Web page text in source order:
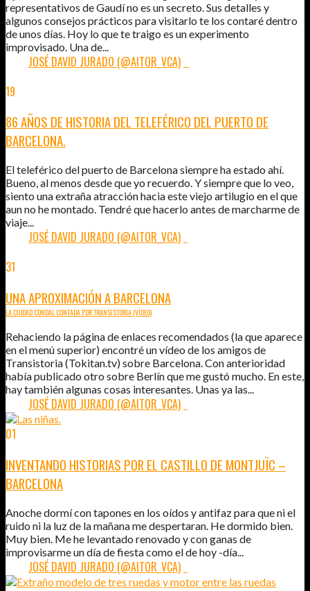
representativos de Gaudí no es un secreto. Sus detalles y
algunos consejos prácticos para visitarlo te los contaré dentro
de unos días. Hoy lo que te traigo es un experimento
improvisado. Una de...
JOSÉ DAVID JURADO (@AITOR_VCA)
19
86 AÑOS DE HISTORIA DEL TELEFÉRICO DEL PUERTO DE
BARCELONA.
El teleférico del puerto de Barcelona siempre ha estado ahí.
Bueno, al menos desde que yo recuerdo. Y siempre que lo veo,
siento una extraña atracción hacia este viejo artilugio en el que
aun no he montado. Tendré que hacerlo antes de marcharme de
viaje...
JOSÉ DAVID JURADO (@AITOR_VCA)
31
UNA APROXIMACIÓN A BARCELONA
LA CIUDAD CONDAL CONTADA POR TRANSISTORIA (VÍDEO)
Rehaciendo la página de enlaces recomendados (la que aparece
en el menú superior) encontré un vídeo de los amigos de
Transistoria (Tokitan.tv) sobre Barcelona. Con anterioridad
había publicado otro sobre Berlín que me gustó mucho. En este,
hay también algunas cosas interesantes. Unas ya las...
JOSÉ DAVID JURADO (@AITOR_VCA)
01
INVENTANDO HISTORIAS POR EL CASTILLO DE MONTJUÏC –
BARCELONA
Anoche dormí con tapones en los oídos y antifaz para que ni el
ruido ni la luz de la mañana me despertaran. He dormido bien.
Muy bien. Me he levantado renovado y con ganas de
improvisarme un día de fiesta como el de hoy -día...
JOSÉ DAVID JURADO (@AITOR_VCA)